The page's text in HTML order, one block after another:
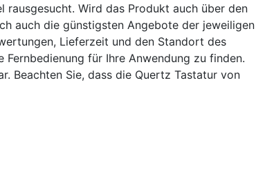
rausgesucht. Wird das Produkt auch über den
auch die günstigsten Angebote der jeweiligen
Lieferzeit und den Standort des
für Ihre Anwendung zu finden.
Beachten Sie, dass die Quertz Tastatur von